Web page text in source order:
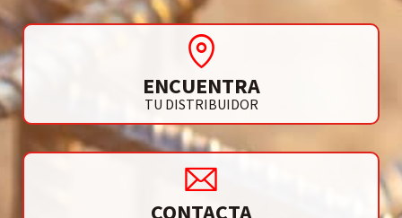
ENCUENTRA
TU DISTRIBUIDOR
CONTACTA